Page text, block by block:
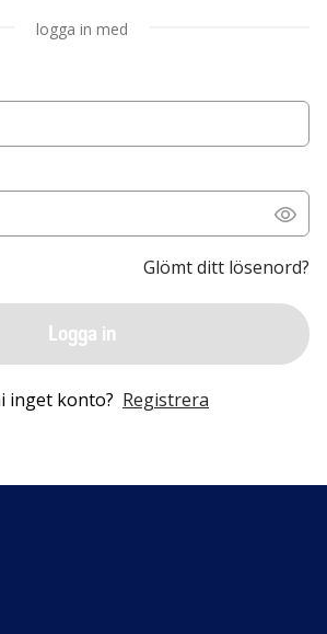
logga in med
Glömt ditt lösenord?
Logga in
inget konto? Registrera